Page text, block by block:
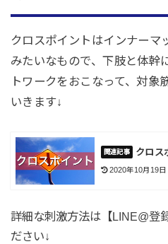
クロスポイントはインナーマ
みたいなもので、下肢と体幹
トワークをおこなって、対象
いきます↓
クロス
2020年10月19日
詳細な刺激方法は【LINE@登
ださい↓